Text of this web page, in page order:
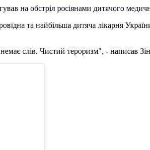
на обстріл росіянами дитячого
та найбільша дитяча лікарня
слів. Чистий тероризм", - написав